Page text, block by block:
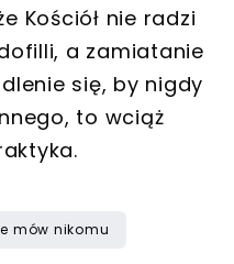
Kościół nie radzi
a zamiatanie
się, by nigdy
to wciąż
mów nikomu